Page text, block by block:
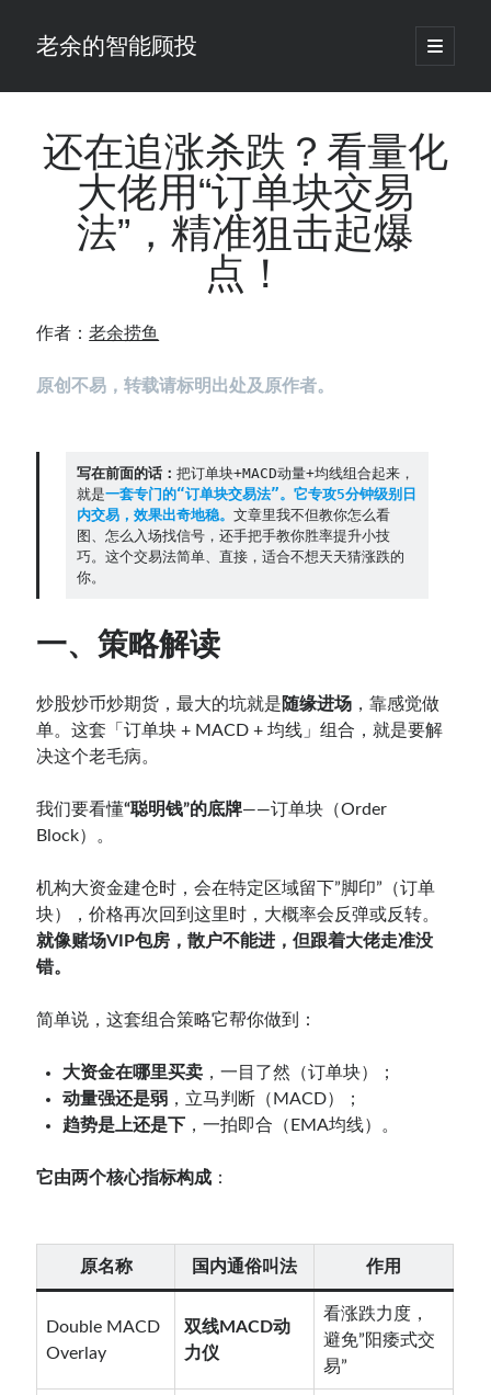
老余的智能顾投
open
primary
Sidebar
最新发表 ：
老余看市：假曙光、核电弹药上膛、AI分化
你的回测曲线越漂亮，我越替你担心：因为历史顺序，正在“倒着”给你
大多数突破交易倒在“收缩阶段”，而这个EA等的是“扩张确认”（附完整源
为什么说每年6月底是罗素2000最干净的套利窗口？
普通人的5个常见投资错误，可能让你多干12年才能退休
Contact：
还在追涨杀跌？看量化
大佬用“订单块交易
法”，精准狙击起爆
点！
作者：老余捞鱼
原创不易，转载请标明出处及原作者。
写在前面的话： 把订单块+MACD动量+均线组合起来，
就是一套专门的“订单块交易法”。它专攻5分钟级别日
内交易，效果出奇地稳。 文章里我不但教你怎么看
图、怎么入场找信号，还手把手教你胜率提升小技
巧。这个交易法简单、直接，适合不想天天猜涨跌的
你。
一、策略解读
炒股炒币炒期货，最大的坑就是随缘进场 ，靠感觉做
单。这套「订单块 + MACD + 均线」组合，就是要解
决这个老毛病。
我们要看懂“聪明钱”的底牌——订单块（Order
Block）。
机构大资金建仓时，会在特定区域留下”脚印”（订单
块），价格再次回到这里时，大概率会反弹或反转。
就像赌场VIP包房，散户不能进，但跟着大佬走准没
错。
简单说，这套组合策略它帮你做到：
大资金在哪里买卖 ，一目了然（订单块）；
动量强还是弱 ，立马判断（MACD）；
趋势是上还是下 ，一拍即合（EMA均线）。
它由两个核心指标构成 ：
原名称 国内通俗叫法 作用
Double MACD
Overlay
双线MACD动
力仪
看涨跌力度，
避免”阳痿式交
易”